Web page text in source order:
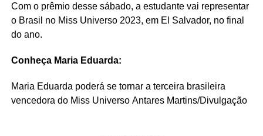
Com o prêmio desse sábado, a estudante vai representar
o Brasil no Miss Universo 2023, em El Salvador, no final
do ano.
Conheça Maria Eduarda:
Maria Eduarda poderá se tornar a terceira brasileira
vencedora do Miss Universo Antares Martins/Divulgação